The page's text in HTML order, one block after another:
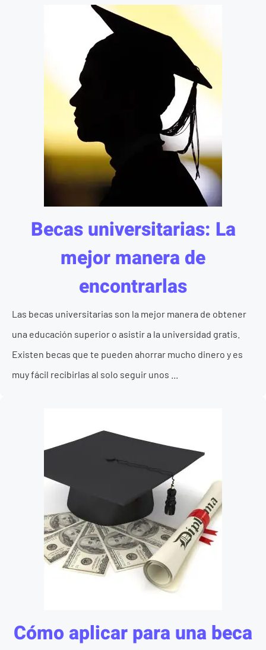
Becas universitarias: La
mejor manera de
encontrarlas
Las becas universitarias son la mejor manera de obtener
una educación superior o asistir a la universidad gratis.
Existen becas que te pueden ahorrar mucho dinero y es
muy fácil recibirlas al solo seguir unos ...
Cómo aplicar para una beca